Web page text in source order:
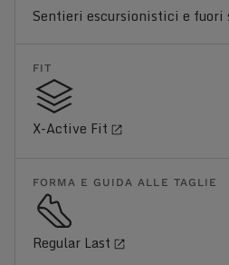
Sentieri escursionistici e fuori
FIT
X-Active Fit
FORMA E GUIDA ALLE TAGLIE
Regular Last